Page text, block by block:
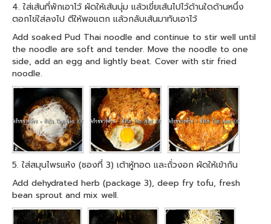
4. ใส่เส้นที่พักเอาไว้ ผัดให้เส้นนุ่ม แล้วเขี่ยเส้นไปไว้ด้านใดด้านหนึ่ง
ตอกไข่ใส่ลงไป ตีให้พอแตก แล้วกลับเส้นมาทับเอาไว้
Add soaked Pud Thai noodle and continue to stir well until
the noodle are soft and tender. Move the noodle to one
side, add an egg and lightly beat. Cover with stir fried
noodle.
5. ใส่สมุนไพรแห้ง (ซองที่ 3) เต้าหู้ทอด และถั่วงอก ผัดให้เข้ากัน
Add dehydrated herb (package 3), deep fry tofu, fresh
bean sprout and mix well.